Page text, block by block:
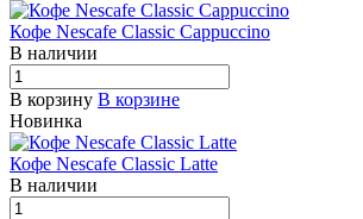
Кофе Nescafe Classic Cappuccino
В наличии
В корзину В корзине
Новинка
Кофе Nescafe Classic Latte
В наличии